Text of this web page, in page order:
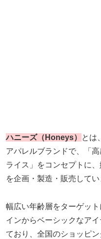
ハニーズ（Honeys）
とは
アパレルブランドで、「
ライス」をコンセプトに
を企画・製造・販売してい
幅広い年齢層をターゲッ
インからベーシックなア
ており、全国のショッピ